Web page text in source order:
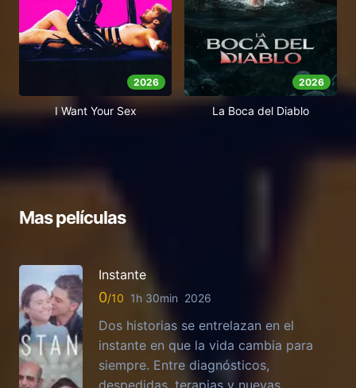
2026
I Want Your Sex
2026
La Boca del Diablo
Mas películas
Instante
0 1h 30min 2026
Dos historias se entrelazan en el
instante en que la vida cambia para
siempre. Entre diagnósticos,
despedidas, terapias y nuevas